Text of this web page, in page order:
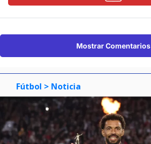
Mostrar Comentarios
Fútbol > Noticia